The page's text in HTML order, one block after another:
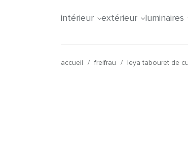
intérieur extérieur luminaires
accueil / freifrau / leya tabouret de